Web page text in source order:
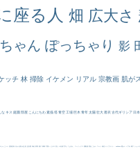
座る人 畑 広大さ
ゃん ぽっちゃり 影
ッチ 林 掃除 イケメン リアル 宗教画 肌が
な キス 庭園 部屋 こんにちわ 素描 塔 青空 工場 巨木 青年 太陽 壮大 着衣 古代ギリシア 日
かっこいい 受胎告知 天から覗き込む顔 設計図 挿絵 群衆 親子 裸婦 可愛い ピサロ ＃名画で学ぶ「たるみ」 ニーソックス 躍動感 黄色 こわい コート 畦道 レンブラント・ sekkusu 暖かい バブみ 靴下 ショッ